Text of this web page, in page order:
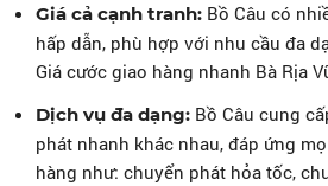
Giá cả cạnh tranh: Bồ Câu có
hấp dẫn, phù hợp với nhu cầu đa
Giá cước giao hàng nhanh Bà Rịa
Dịch vụ đa dạng: Bồ Câu cung
phát nhanh khác nhau, đáp ứng
hàng như: chuyển phát hỏa tốc,